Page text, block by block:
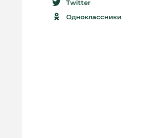
Twitter
Одноклассники